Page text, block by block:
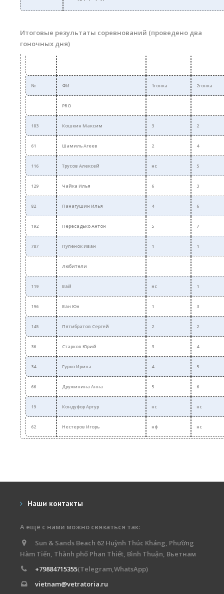
Итоговые результаты соревнований (проведено два
гоночных дня)
№ ФИ 1гонка 2гонка
PRO
183 Кошкин Максим 3 2
61 Шамиль Агеев 2 4
116 Трусов Алексей нс 5
129 Чайка Илья 6 3
82 Панагушин Илья 4 6
192 Пересадько Антон 5 7
787 Пупенок Иван 1 1
Любители
119 Вай нс 1
196 Ван Юн 1 3
145 Пятибратов Сергей 2 2
36 Старков Юрий 3 4
34 Гурко Ирина 4 5
66 Дружинина Анна 5 6
19 Кондуфор Артур нс нс
62 Нестеров Игорь нф нс
Наши контакты
А ещё с нами можно связаться так:
Sun & Sands Beach 62 Huỳnh Thúc Kháng, Phường
Hàm Tiến, Thành phố Phan Thiết, Bình Thuận, Вьетнам
+79884715355(Telegram,WhatsApp)
vietnam@vetratoria.ru